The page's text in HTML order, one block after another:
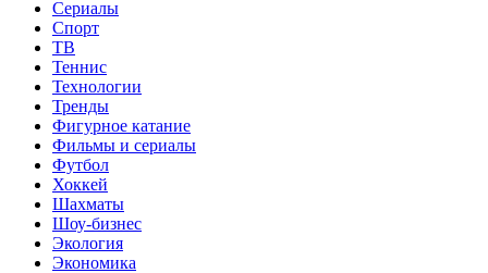
Сериалы
Спорт
ТВ
Теннис
Технологии
Тренды
Фигурное катание
Фильмы и сериалы
Футбол
Хоккей
Шахматы
Шоу-бизнес
Экология
Экономика